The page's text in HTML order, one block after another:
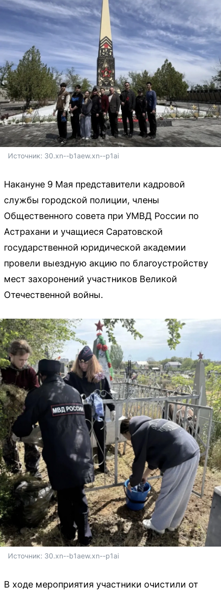
Источник: 30.xn--b1aew.xn--p1ai
Накануне 9 Мая представители кадровой
службы городской полиции, члены
Общественного совета при УМВД России по
Астрахани и учащиеся Саратовской
государственной юридической академии
провели выездную акцию по благоустройству
мест захоронений участников Великой
Отечественной войны.
Источник: 30.xn--b1aew.xn--p1ai
В ходе мероприятия участники очистили от